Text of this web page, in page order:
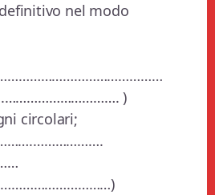
nel modo
)
circolari;